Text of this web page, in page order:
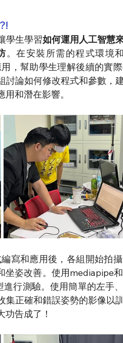
學生學習如何運用人工智慧
。在安裝所需的程式環境
，幫助學生理解後續的實
討論如何修改程式和參數，
和潛在影響。
寫和應用後，各組開始拍
坐姿改善。使用mediapipe
行測驗。使用簡單的左手
正確和錯誤姿勢的影像以訓
告成了！